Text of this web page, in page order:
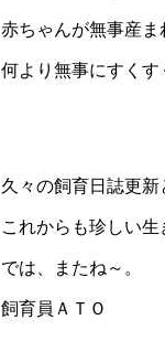
赤ちゃんが無事産
何より無事にすくす
久々の飼育日誌更新
これからも珍しい
では、またね～。
飼育員ＡＴＯ